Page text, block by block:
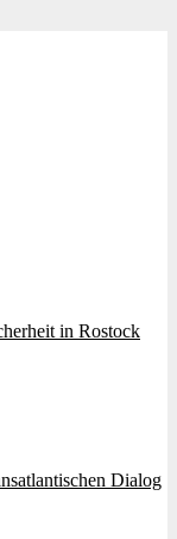
in Rostock
Dialog